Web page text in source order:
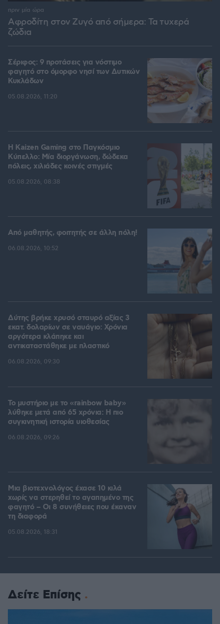
Αφροδίτη στον Ζυγό από σήμερα: Τα τυχερά
ζώδια
πριν μία ώρα
Σέριφος: 9 προτάσεις για νόστιμο
φαγητό στο όμορφο νησί των Δυτικών
Κυκλάδων
05.08.2026, 11:20
H Kaizen Gaming στο Παγκόσμιο
Kύπελλο: Μία διοργάνωση, δώδεκα
πόλεις, χιλιάδες κοινές στιγμές
05.08.2026, 08:38
Από μαθητής, φοιτητής σε άλλη πόλη!
06.08.2026, 10:52
Δύτης βρήκε χρυσό σταυρό αξίας 3
εκατ. δολαρίων σε ναυάγιο: Χρόνια
αργότερα κλάπηκε και
αντικαταστάθηκε με πλαστικό
06.08.2026, 09:30
Το μυστήριο με το «rainbow baby»
λύθηκε μετά από 65 χρόνια: Η πιο
συγκινητική ιστορία υιοθεσίας
06.08.2026, 09:26
Μια βιοτεχνολόγος έχασε 10 κιλά
χωρίς να στερηθεί το αγαπημένο της
φαγητό – Οι 8 συνήθειες που έκαναν
τη διαφορά
05.08.2026, 18:31
Δείτε Επίσης